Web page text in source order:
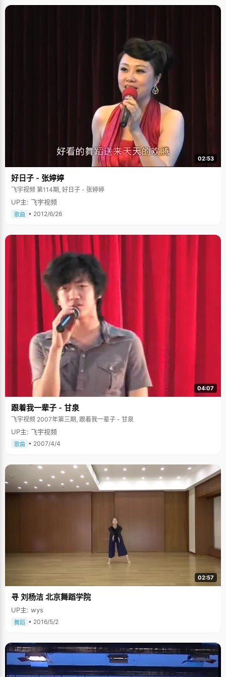
02:53
好日子 - 张婷婷
飞宇视频 第114期, 好日子 - 张婷婷
UP主: 飞宇视频
歌曲 • 2012/6/26
04:07
跟着我一辈子 - 甘泉
飞宇视频 2007年第三期, 跟着我一辈子 - 甘泉
UP主: 飞宇视频
歌曲 • 2007/4/4
02:57
寻 刘杨洁 北京舞蹈学院
UP主: wys
舞蹈 • 2016/5/2